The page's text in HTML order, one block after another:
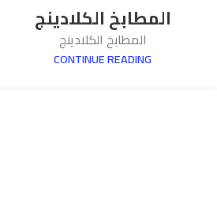
المطابخ الكلادينج
المطابخ الكلادينج
CONTINUE READING